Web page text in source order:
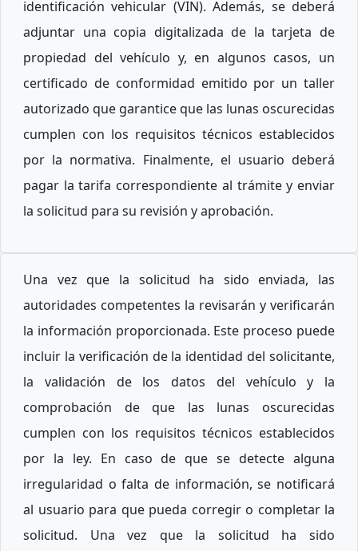
identificación vehicular (VIN). Además, se deberá
adjuntar una copia digitalizada de la tarjeta de
propiedad del vehículo y, en algunos casos, un
certificado de conformidad emitido por un taller
autorizado que garantice que las lunas oscurecidas
cumplen con los requisitos técnicos establecidos
por la normativa. Finalmente, el usuario deberá
pagar la tarifa correspondiente al trámite y enviar
la solicitud para su revisión y aprobación.
Una vez que la solicitud ha sido enviada, las
autoridades competentes la revisarán y verificarán
la información proporcionada. Este proceso puede
incluir la verificación de la identidad del solicitante,
la validación de los datos del vehículo y la
comprobación de que las lunas oscurecidas
cumplen con los requisitos técnicos establecidos
por la ley. En caso de que se detecte alguna
irregularidad o falta de información, se notificará
al usuario para que pueda corregir o completar la
solicitud. Una vez que la solicitud ha sido